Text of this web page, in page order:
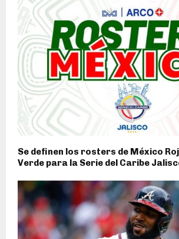
Se definen los rosters de México
Verde para la Serie del Caribe